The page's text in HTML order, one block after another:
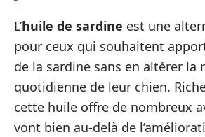
L’huile de sardine est une
pour ceux qui souhaitent
de la sardine sans en altérer la
quotidienne de leur chien.
cette huile offre de nombreux
vont bien au-delà de